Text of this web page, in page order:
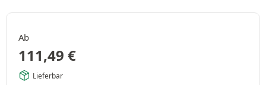
Ab
111,49 €
Lieferbar